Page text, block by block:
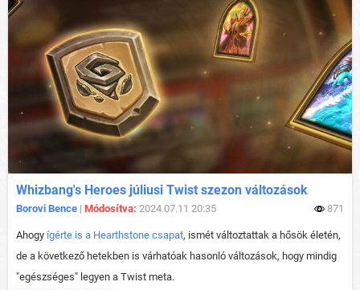
Whizbang's Heroes júliusi Twist szezon változások
Borovi Bence | Módosítva: 2024.07.11 20:35 871
Ahogy ígérte is a Hearthstone csapat, ismét változtattak a hősök életén,
de a következő hetekben is várhatóak hasonló változások, hogy mindig
"egészséges" legyen a Twist meta.